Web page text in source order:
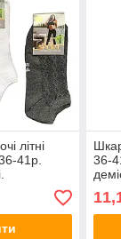
літні
41р.
36-